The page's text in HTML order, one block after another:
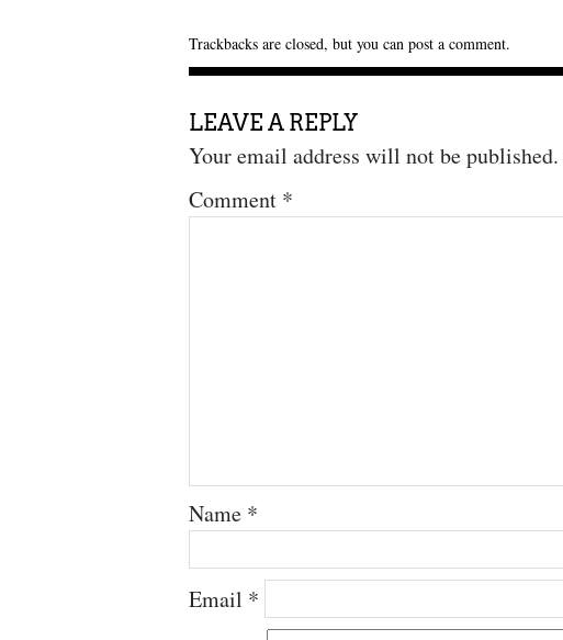
Trackbacks are closed, but you can post a comment.
LEAVE A REPLY
Your email address will not be published.
Comment *
Name *
Email *